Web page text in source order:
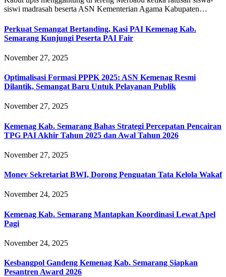
siswi madrasah beserta ASN Kementerian Agama Kabupaten…
Perkuat Semangat Bertanding, Kasi PAI Kemenag Kab.
Semarang Kunjungi Peserta PAI Fair
November 27, 2025
Optimalisasi Formasi PPPK 2025: ASN Kemenag Resmi
Dilantik, Semangat Baru Untuk Pelayanan Publik
November 27, 2025
Kemenag Kab. Semarang Bahas Strategi Percepatan Pencairan
TPG PAI Akhir Tahun 2025 dan Awal Tahun 2026
November 27, 2025
Monev Sekretariat BWI, Dorong Penguatan Tata Kelola Wakaf
November 24, 2025
Kemenag Kab. Semarang Mantapkan Koordinasi Lewat Apel
Pagi
November 24, 2025
Kesbangpol Gandeng Kemenag Kab. Semarang Siapkan
Pesantren Award 2026